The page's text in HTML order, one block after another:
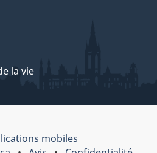
la vie
mobiles